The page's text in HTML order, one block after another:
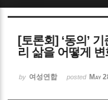
[토론회] ‘동의’
리 삶을 어떻게
by 여성연합 posted May